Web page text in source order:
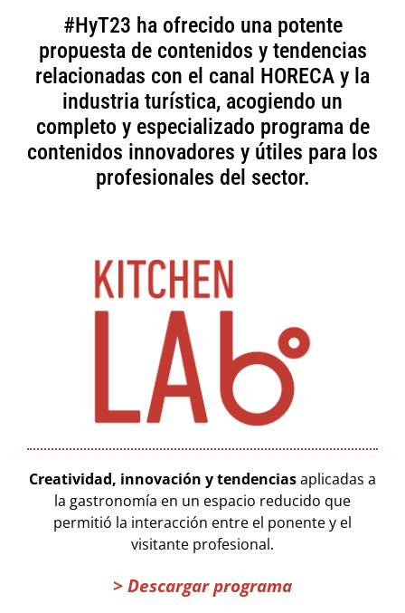
#HyT23 ha ofrecido una potente
propuesta de contenidos y tendencias
relacionadas con el canal HORECA y la
industria turística, acogiendo un
completo y especializado programa de
contenidos innovadores y útiles para los
profesionales del sector.
Creatividad, innovación y tendenciasaplicadas a
la gastronomía en un espacio reducido que
permitió la interacción entre el ponente y el
visitante profesional.
> Descargar programa